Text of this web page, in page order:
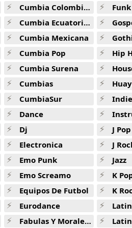
One
I Dont
All I
One -
Closing
Two
Cumbia Colombiana
Cumbia Ecuatoriana
Cumbia Mexicana
Cumbia Pop
Cumbia Surena
Cumbias
CumbiaSur
Dance
Dj
Electronica
Emo Punk
Emo Screamo
Equipos De Futbol
Eurodance
Fabulas Y Moralejas
Funk
Hip
Indie
J Pop
J
Jazz
K
K
Latin